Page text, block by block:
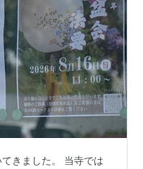
きました。 当寺では